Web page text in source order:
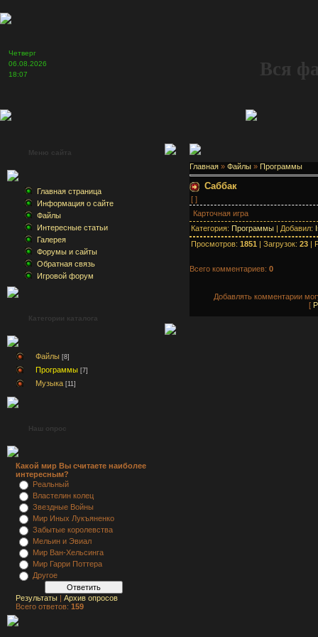
Четверг
06.08.2026
18:07
Вся
Меню сайта
Главная страница
Информация о сайте
Файлы
Интересные статьи
Галерея
Форумы и сайты
Обратная связь
Игровой форум
Категории каталога
Файлы [8]
Программы [7]
Музыка [11]
Наш опрос
Какой мир Вы считаете наиболее
интересным?
Реальный
Властелин колец
Звездные Войны
Мир Иных Лукъяненко
Забытые королевства
Мельин и Эвиал
Мир Ван-Хельсинга
Мир Гарри Поттера
Другое
Результаты | Архив опросов
Всего ответов: 159
Главная » Файлы » Программы
Саббак
[ ]
Карточная игра
Категория: Программы | Добавил:
Просмотров: 1851 | Загрузок: 23 |
Всего комментариев: 0
Добавлять комментарии
[